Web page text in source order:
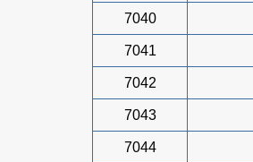
7040
7041
7042
7043
7044